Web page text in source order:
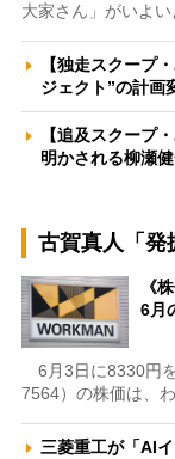
大家さん」がいよ
【独走スクープ
ジェクト”の計
【追及スクープ
明かされる柳瀬
古賀真人「発
《
6月
6月3日に8330円
7564）の株価は、
三菱重工が「AI